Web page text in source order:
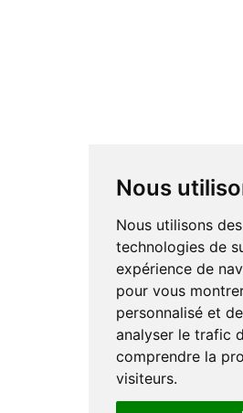
Nous
Nous utilisons
technologies de
expérience de
pour vous
personnalisé et
analyser le trafic
comprendre la
visiteurs.